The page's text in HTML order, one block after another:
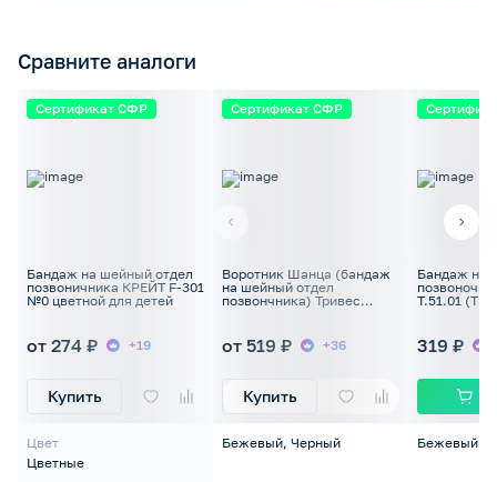
Сравните аналоги
Сертификат СФР
Бандаж на шейный отдел
позвоничника КРЕЙТ F-301
№0 цветной для детей
от 274 ₽ +19
Купить
Цвет
Цветные
Сертификат СФР
Воротник Шанца (бандаж
на шейный отдел
позвончника) Тривес
от 519 ₽ +36
Купить
Бежевый, Черный
Бандаж на
Т.51.01 (ТВ-
319 ₽
Бежевый